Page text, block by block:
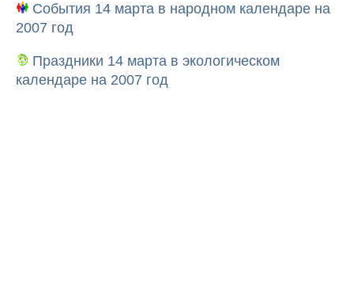
События 14 марта в народном календаре на
2007 год
Праздники 14 марта в экологическом
календаре на 2007 год